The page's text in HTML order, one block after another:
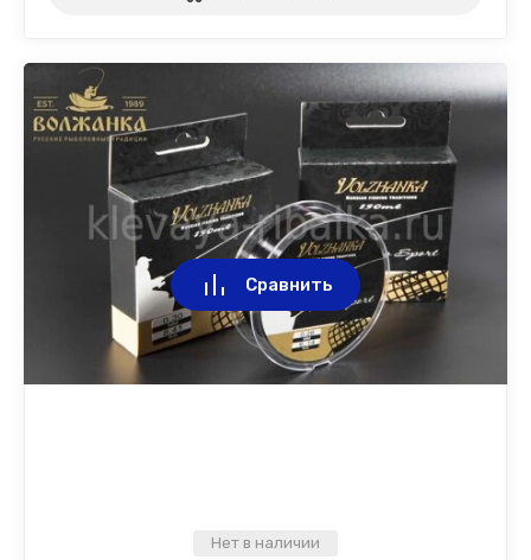
Нет в наличии
Сравнить